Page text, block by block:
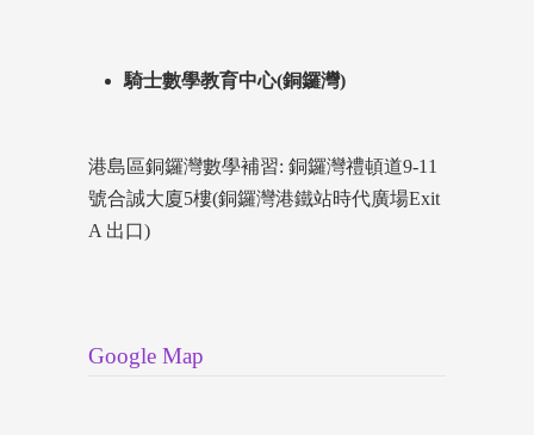
騎士數學教育中心(銅鑼灣)
港島區銅鑼灣數學補習: 銅鑼灣禮頓道9-11
號合誠大廈5樓(銅鑼灣港鐵站時代廣場Exit
A 出口)
Google Map